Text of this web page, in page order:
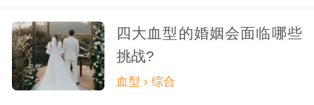
四大血型的婚姻会面临哪些
挑战?
血型 › 综合